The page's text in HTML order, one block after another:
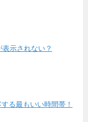
示されない？
る最もいい時間帯！